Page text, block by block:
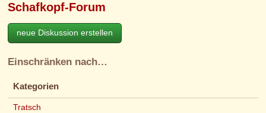
Schafkopf-Forum
neue Diskussion erstellen
Einschränken nach…
Kategorien
Tratsch